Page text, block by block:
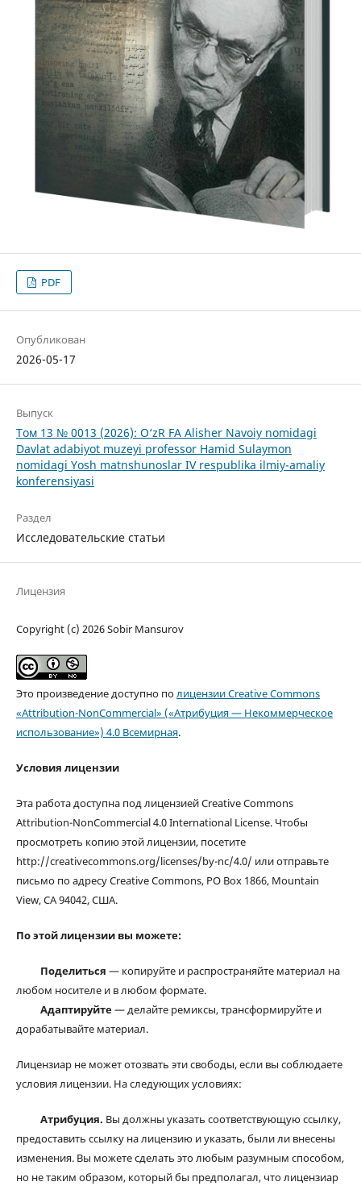
PDF
Опубликован
2026-05-17
Выпуск
Том 13 № 0013 (2026): O‘zR FA Alisher Navoiy nomidagi
Davlat adabiyot muzeyi professor Hamid Sulaymon
nomidagi Yosh matnshunoslar IV respublika ilmiy-amaliy
konferensiyasi
Раздел
Исследовательские статьи
Лицензия
Copyright (c) 2026 Sobir Mansurov
Это произведение доступно полицензии Creative Commons
«Attribution-NonCommercial» («Атрибуция — Некоммерческое
использование») 4.0 Всемирная.
Условия лицензии
Эта работа доступна под лицензией Creative Commons
Attribution-NonCommercial 4.0 International License. Чтобы
просмотреть копию этой лицензии, посетите
http://creativecommons.org/licenses/by-nc/4.0/ или отправьте
письмо по адресу Creative Commons, PO Box 1866, Mountain
View, CA 94042, США.
По этой лицензии вы можете:
Поделиться — копируйте и распространяйте материал на
любом носителе и в любом формате.
Адаптируйте— делайте ремиксы, трансформируйте и
дорабатывайте материал.
Лицензиар не может отозвать эти свободы, если вы соблюдаете
условия лицензии. На следующих условиях:
Атрибуция. Вы должны указать соответствующую ссылку,
предоставить ссылку на лицензию и указать, были ли внесены
изменения. Вы можете сделать это любым разумным способом,
но не таким образом, который бы предполагал, что лицензиар